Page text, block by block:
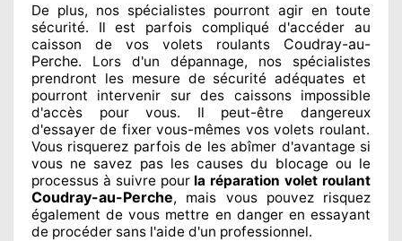
De plus, nos spécialistes pourront agir en toute
sécurité. Il est parfois compliquéd'accéder au
caisson de vos volets roulants Coudray-au-
Perche. Lors d'un dépannage, nos spécialistes
prendront les mesure de sécurité adéquates et
pourront intervenir sur des caissons impossible
d'accès pour vous. Il peut-être dangereux
d'essayer de fixervous-mêmes vos volets roulant.
Vous risquerez parfois de les abîmer d'avantage si
vous ne savez pas les causes du blocage ou le
processus à suivre pour la réparation volet roulant
Coudray-au-Perche, mais vous pouvez risquez
également de vous mettre en danger en essayant
de procéder sans l'aide d'un professionnel.